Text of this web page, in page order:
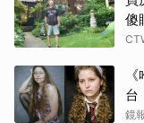
傻
台
鏡